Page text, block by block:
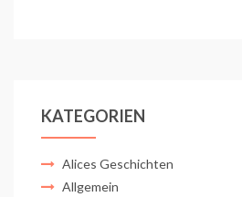
KATEGORIEN
Alices Geschichten
Allgemein